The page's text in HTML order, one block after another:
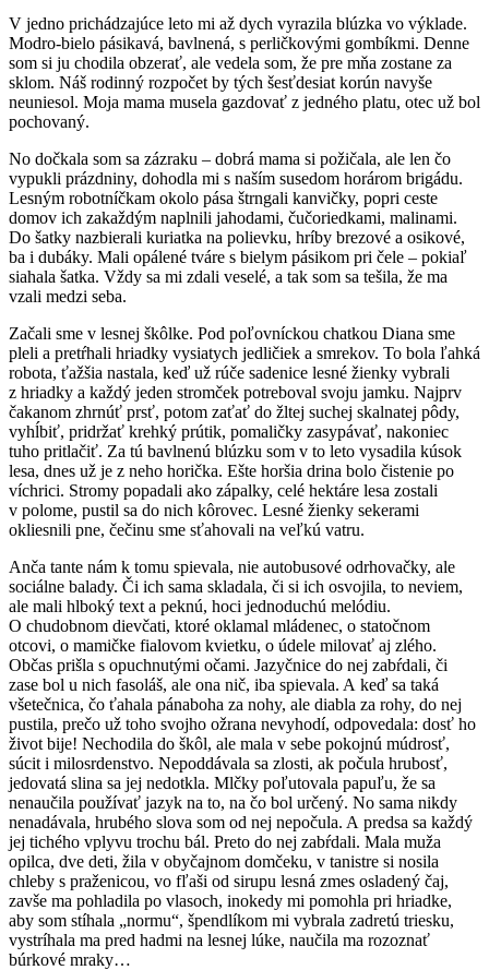
V jedno prichádzajúce leto mi až dych vyrazila blúzka vo výklade.
Modro-bielo pásikavá, bavlnená, s perličkovými gombíkmi. Denne
som si ju chodila obzerať, ale vedela som, že pre mňa zostane za
sklom. Náš rodinný rozpočet by tých šesťdesiat korún navyše
neuniesol. Moja mama musela gazdovať z jedného platu, otec už bol
pochovaný.
No dočkala som sa zázraku – dobrá mama si požičala, ale len čo
vypukli prázdniny, dohodla mi s naším susedom horárom brigádu.
Lesným robotníčkam okolo pása štrngali kanvičky, popri ceste
domov ich zakaždým naplnili jahodami, čučoriedkami, malinami.
Do šatky nazbierali kuriatka na polievku, hríby brezové a osikové,
ba i dubáky. Mali opálené tváre s bielym pásikom pri čele – pokiaľ
siahala šatka. Vždy sa mi zdali veselé, a tak som sa tešila, že ma
vzali medzi seba.
Začali sme v lesnej škôlke. Pod poľovníckou chatkou Diana sme
pleli a pretŕhali hriadky vysiatych jedličiek a smrekov. To bola ľahká
robota, ťažšia nastala, keď už rúče sadenice lesné žienky vybrali
z hriadky a každý jeden stromček potreboval svoju jamku. Najprv
čakanom zhrnúť prsť, potom zaťať do žltej suchej skalnatej pôdy,
vyhĺbiť, pridržať krehký prútik, pomaličky zasypávať, nakoniec
tuho pritlačiť. Za tú bavlnenú blúzku som v to leto vysadila kúsok
lesa, dnes už je z neho horička. Ešte horšia drina bolo čistenie po
víchrici. Stromy popadali ako zápalky, celé hektáre lesa zostali
v polome, pustil sa do nich kôrovec. Lesné žienky sekerami
okliesnili pne, čečinu sme sťahovali na veľkú vatru.
Anča tante nám k tomu spievala, nie autobusové odrhovačky, ale
sociálne balady. Či ich sama skladala, či si ich osvojila, to neviem,
ale mali hlboký text a peknú, hoci jednoduchú melódiu.
O chudobnom dievčati, ktoré oklamal mládenec, o statočnom
otcovi, o mamičke fialovom kvietku, o údele milovať aj zlého.
Občas prišla s opuchnutými očami. Jazyčnice do nej zabŕdali, či
zase bol u nich fasoláš, ale ona nič, iba spievala. A keď sa taká
všetečnica, čo ťahala pánaboha za nohy, ale diabla za rohy, do nej
pustila, prečo už toho svojho ožrana nevyhodí, odpovedala: dosť ho
život bije! Nechodila do škôl, ale mala v sebe pokojnú múdrosť,
súcit i milosrdenstvo. Nepoddávala sa zlosti, ak počula hrubosť,
jedovatá slina sa jej nedotkla. Mlčky poľutovala papuľu, že sa
nenaučila používať jazyk na to, na čo bol určený. No sama nikdy
nenadávala, hrubého slova som od nej nepočula. A predsa sa každý
jej tichého vplyvu trochu bál. Preto do nej zabŕdali. Mala muža
opilca, dve deti, žila v obyčajnom domčeku, v tanistre si nosila
chleby s praženicou, vo fľaši od sirupu lesná zmes osladený čaj,
zavše ma pohladila po vlasoch, inokedy mi pomohla pri hriadke,
aby som stíhala „normu“, špendlíkom mi vybrala zadretú triesku,
vystríhala ma pred hadmi na lesnej lúke, naučila ma rozoznať
búrkové mraky…